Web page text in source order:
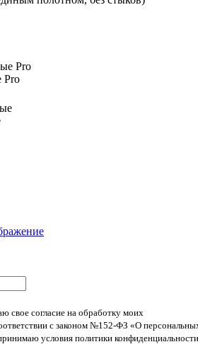
Pro
свое согласие на обработку моих
с законом №152-ФЗ «О
условия политики конфиденциальности